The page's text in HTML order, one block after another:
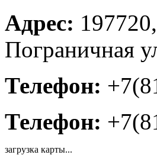
Адрес:
Пограничная
Телефон:
Телефон:
загрузка карты...